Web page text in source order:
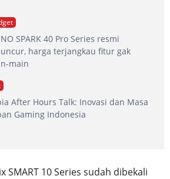
SPARK 40 Pro Series resmi
harga terjangkau fitur gak
main
After Hours Talk: Inovasi dan Masa
Gaming Indonesia
SMART 10 Series sudah dibekali